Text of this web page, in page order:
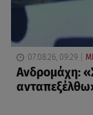
07.08.26, 09:29
Ανδρομάχη: